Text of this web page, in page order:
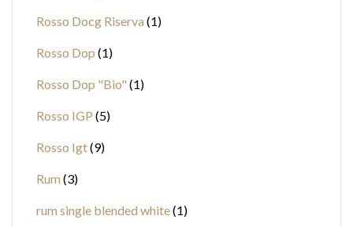
Rosso Docg Riserva 1
Rosso Dop 1
Rosso Dop "Bio" 1
Rosso IGP 5
Rosso Igt 9
Rum 3
rum single blended white 1